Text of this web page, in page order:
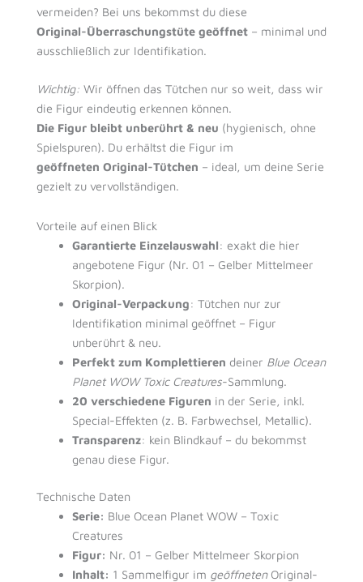
vermeiden? Bei uns bekommst du diese
Original-Überraschungstüte geöffnet – minimal und
ausschließlich zur Identifikation.
Wichtig: Wir öffnen das Tütchen nur so weit, dass wir
die Figur eindeutig erkennen können.
Die Figur bleibt unberührt & neu (hygienisch, ohne
Spielspuren). Du erhältst die Figur im
geöffneten Original-Tütchen – ideal, um deine Serie
gezielt zu vervollständigen.
Vorteile auf einen Blick
Garantierte Einzelauswahl: exakt die hier
angebotene Figur (Nr. 01 – Gelber Mittelmeer
Skorpion).
Original-Verpackung: Tütchen nur zur
Identifikation minimal geöffnet – Figur
unberührt & neu.
Perfekt zum Komplettieren deiner Blue Ocean
Planet WOW Toxic Creatures-Sammlung.
20 verschiedene Figuren in der Serie, inkl.
Special-Effekten (z. B. Farbwechsel, Metallic).
Transparenz: kein Blindkauf – du bekommst
genau diese Figur.
Technische Daten
Serie: Blue Ocean Planet WOW – Toxic
Creatures
Figur: Nr. 01 – Gelber Mittelmeer Skorpion
Inhalt: 1 Sammelfigur im geöffnetenOriginal-